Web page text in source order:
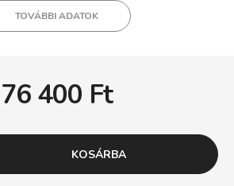
TOVÁBBI ADATOK
76 400 Ft
KOSÁRBA